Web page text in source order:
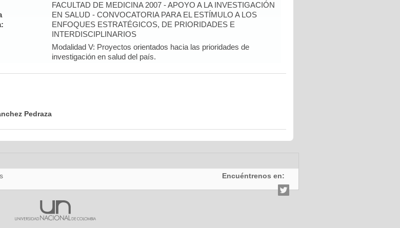
FACULTAD DE MEDICINA 2007 - APOYO A LA INVESTIGACIÓN
EN SALUD - CONVOCATORIA PARA EL ESTÍMULO A LOS
ENFOQUES ESTRATÉGICOS, DE PRIORIDADES E
INTERDISCIPLINARIOS
Modalidad V: Proyectos orientados hacia las prioridades de
investigación en salud del país.
Pedraza
Encuéntrenos en: